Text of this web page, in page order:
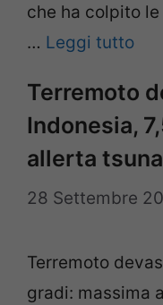
che ha colpito
… Leggi tutto
Terremoto
Indonesia,
allerta
28 Settembre
Terremoto
gradi: massima